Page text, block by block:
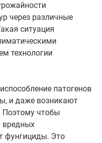
через различные
ситуация
технологии
патогенов
и даже возникают
Поэтому чтобы
вредных
фунгициды. Это